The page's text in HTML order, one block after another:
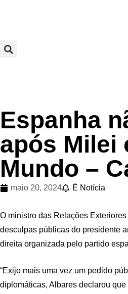
Espanha
após Milei
Mundo –
maio 20, 2024 É Notícia
O ministro das Relações
desculpas públicas do presidente
direita organizada pelo partido
“Exijo mais uma vez um pedido
diplomáticas, Albares declarou